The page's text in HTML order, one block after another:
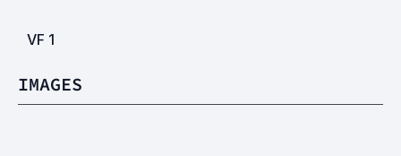
VF 1
IMAGES